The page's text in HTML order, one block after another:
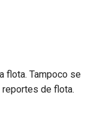
flota. Tampoco se
de flota.